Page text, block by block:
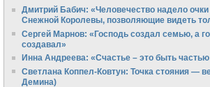
Дмитрий Бабич: «Человечество надело очки
Снежной Королевы, позволяющие видеть
Сергей Марнов: «Господь создал семью, а
создавал»
Инна Андреева: «Счастье – это быть частью
Светлана Коппел-Ковтун: Точка стояния —
Демина)